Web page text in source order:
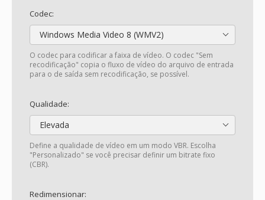
Codec:
Windows Media Video 8 (WMV2)
O codec para codificar a faixa de vídeo. O codec "Sem
recodificação" copia o fluxo de vídeo do arquivo de entrada
para o de saída sem recodificação, se possível.
Qualidade:
Elevada
Define a qualidade de vídeo em um modo VBR. Escolha
"Personalizado" se você precisar definir um bitrate fixo
(CBR).
Redimensionar: